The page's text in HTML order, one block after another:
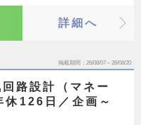
詳細へ
掲載期間 26/08/07～26/08/20
路設計（マネー
休126日／企画～